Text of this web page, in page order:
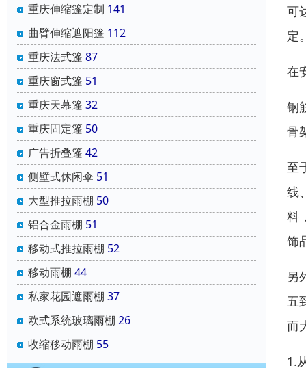
重庆伸缩篷定制 141
曲臂伸缩遮阳篷 112
重庆法式篷 87
重庆窗式篷 51
重庆天幕篷 32
重庆固定篷 50
广告折叠篷 42
侧壁式休闲伞 51
大型推拉雨棚 50
铝合金雨棚 51
移动式推拉雨棚 52
移动雨棚 44
私家花园遮雨棚 37
欧式系统玻璃雨棚 26
收缩移动雨棚 55
可
定
在
钢
骨
至
线
料
饰
另
五
而
1.